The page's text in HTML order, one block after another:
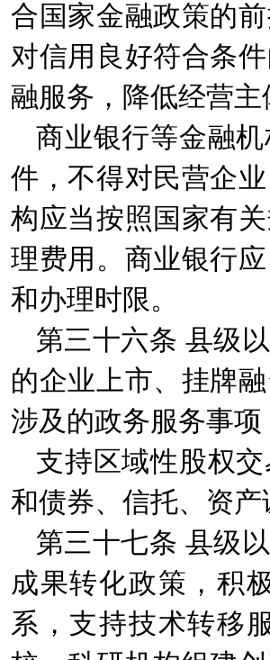
合国家金融政策的
对信用良好符合条
融服务，降低经营
商业银行等金融
件，不得对民营企
构应当按照国家有
理费用。商业银行
和办理时限。
第三十六条 县级
的企业上市、挂牌
涉及的政务服务事
支持区域性股权
和债券、信托、资
第三十七条 县级
成果转化政策，积
系，支持技术转移